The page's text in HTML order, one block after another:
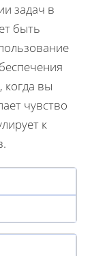
задач в
быть
когда вы
чувство
к